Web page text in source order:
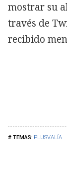
PLUSVALÍA
mostrar su
través de
recibido